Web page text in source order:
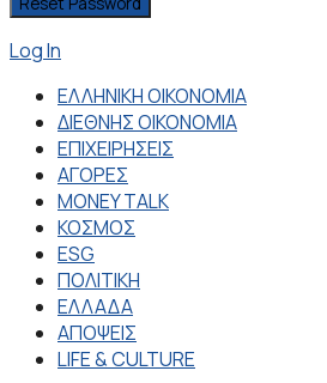
Log In
ΕΛΛΗΝΙΚΗ ΟΙΚΟΝΟΜΙΑ
ΔΙΕΘΝΗΣ ΟΙΚΟΝΟΜΙΑ
ΕΠΙΧΕΙΡΗΣΕΙΣ
ΑΓΟΡΕΣ
MONEY TALK
ΚΟΣΜΟΣ
ESG
ΠΟΛΙΤΙΚΗ
ΕΛΛΑΔΑ
ΑΠΟΨΕΙΣ
LIFE & CULTURE